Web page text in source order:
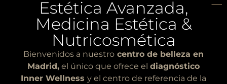
Estética Avanzada,
Medicina Estética &
Nutricosmética
Bienvenidos a nuestro centro de belleza en
Madrid, el único que ofrece el diagnóstico
Inner Wellness y el centro de referencia de la